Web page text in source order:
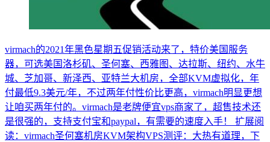
virmach的2021年黑色星期五促销活动来了，特价美国服务
器，可选美国洛杉矶、圣何塞、西雅图、达拉斯、纽约、水牛
城、芝加哥、新泽西、亚特兰大机房，全部KVM虚拟化，年
付最低9.3美元/年，不过两年付性价比更高，virmach明显更想
让咱买两年付的。virmach是老牌便宜vps商家了，超售技术还
是很强的，支持支付宝和paypal，有需要的速度入手！ 扩展阅
读：virmach圣何塞机房KVM架构VPS测评：大热有道理，下